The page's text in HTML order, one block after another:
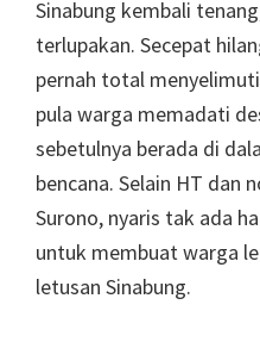
Sinabung kembali
terlupakan. Secepat
pernah total
pula warga memadati
sebetulnya berada di
bencana. Selain HT dan
Surono, nyaris tak ada
untuk membuat warga
letusan Sinabung.